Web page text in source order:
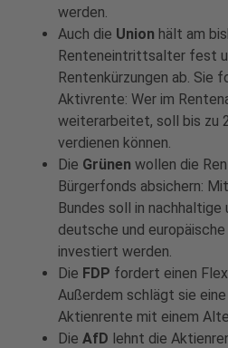
werden.
Auch die Union hält am
Renteneintrittsalter fest
Rentenkürzungen ab. Sie
Aktivrente: Wer im
weiterarbeitet, soll bis zu
verdienen können.
Die Grünen wollen die
Bürgerfonds absichern:
Bundes soll in
deutsche und
investiert werden.
Die FDP fordert einen
Außerdem schlägt sie
Aktienrente mit einem
Die AfD lehnt die